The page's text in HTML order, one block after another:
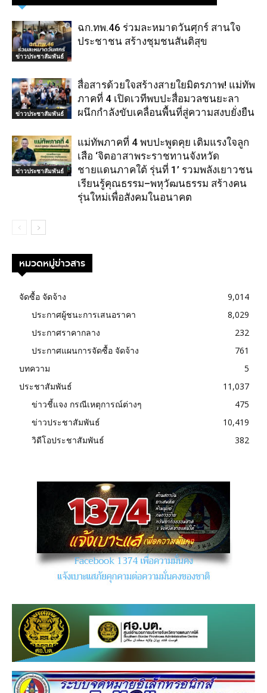
ข่าวประชาสัมพันธ์
ฉก.ทพ.46 ร่วมละหมาดวันศุกร์ สานใจ
ประชาชน สร้างชุมชนสันติสุข
ข่าวประชาสัมพันธ์
สื่อสารด้วยใจสร้างสายใยมิตรภาพ! แม่ทัพ
ภาคที่ 4 เปิดเวทีพบปะสื่อมวลชนยะลา
ผนึกกำลังขับเคลื่อนพื้นที่สู่ความสงบยั่งยืน
ข่าวประชาสัมพันธ์
แม่ทัพภาคที่ 4 พบปะพูดคุย เติมแรงใจลูก
เสือ ‘จิตอาสาพระราชทานจังหวัด
ชายแดนภาคใต้ รุ่นที่ 1’ รวมพลังเยาวชน
เรียนรู้คุณธรรม–พหุวัฒนธรรม สร้างคน
รุ่นใหม่เพื่อสังคมในอนาคต
หมวดหมู่ข่าวสาร
จัดซื้อ จัดจ้าง
9,014
ประกาศผู้ชนะการเสนอราคา
8,029
ประกาศราคากลาง
232
ประกาศแผนการจัดซื้อ จัดจ้าง
761
บทความ
5
ประชาสัมพันธ์
11,037
ข่าวชี้แจง กรณีเหตุการณ์ต่างๆ
475
ข่าวประชาสัมพันธ์
10,419
วิดีโอประชาสัมพันธ์
382